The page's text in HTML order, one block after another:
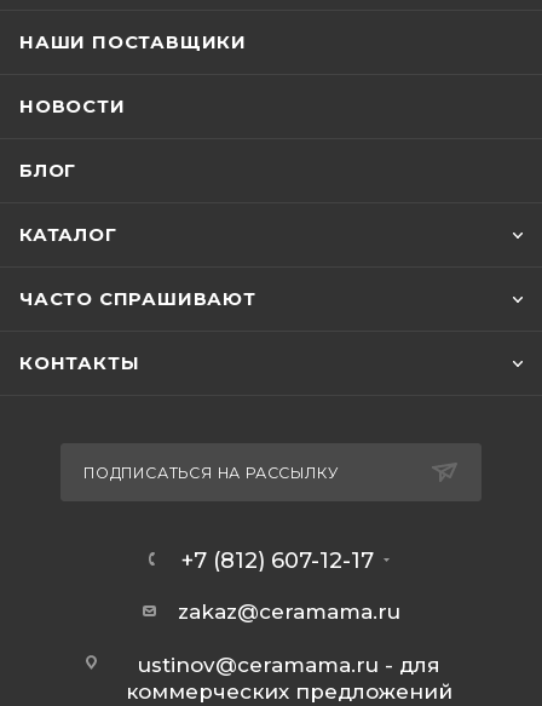
НАШИ ПОСТАВЩИКИ
НОВОСТИ
БЛОГ
КАТАЛОГ
ЧАСТО СПРАШИВАЮТ
КОНТАКТЫ
ПОДПИСАТЬСЯ НА РАССЫЛКУ
+7 (812) 607-12-17
zakaz@ceramama.ru
ustinov@ceramama.ru - для
коммерческих предложений